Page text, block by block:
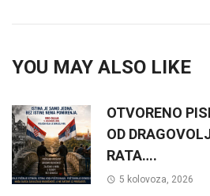
YOU MAY ALSO LIKE
OTVORENO
OD
RATA….
5 kolovoza, 2026